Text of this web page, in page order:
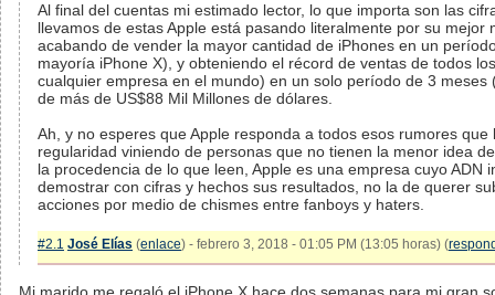
Al final del cuentas mi estimado lector, lo que importa son las
llevamos de estas Apple está pasando literalmente por su mejor
acabando de vender la mayor cantidad de iPhones en un
mayoría iPhone X), y obteniendo el récord de ventas de todos
cualquier empresa en el mundo) en un solo período de 3 meses
de más de US$88 Mil Millones de dólares.
Ah, y no esperes que Apple responda a todos esos rumores que
regularidad viniendo de personas que no tienen la menor idea
la procedencia de lo que leen, Apple es una empresa cuyo ADN
demostrar con cifras y hechos sus resultados, no la de querer
acciones por medio de chismes entre fanboys y haters.
#2.1 José Elías (enlace) - febrero 3, 2018 - 01:05 PM (13:05 horas) (